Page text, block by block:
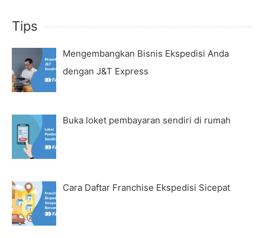
Tips
Mengembangkan Bisnis Ekspedisi Anda
dengan J&T Express
Buka loket pembayaran sendiri di rumah
Cara Daftar Franchise Ekspedisi Sicepat